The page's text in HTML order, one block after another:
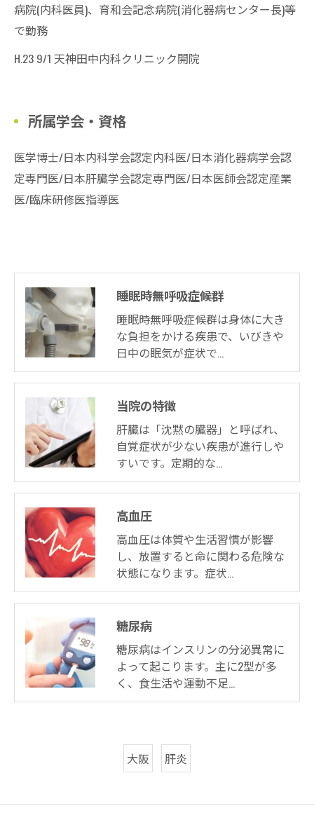
病院(内科医員)、育和会記念病院(消化器病センター長)等
で勤務
H.23 9/1 天神田中内科クリニック開院
所属学会・資格
医学博士/日本内科学会認定内科医/日本消化器病学会認
定専門医/日本肝臓学会認定専門医/日本医師会認定産業
医/臨床研修医指導医
睡眠時無呼吸症候群
睡眠時無呼吸症候群は身体に大き
な負担をかける疾患で、いびきや
日中の眠気が症状で…
当院の特徴
肝臓は「沈黙の臓器」と呼ばれ、
自覚症状が少ない疾患が進行しや
すいです。定期的な…
高血圧
高血圧は体質や生活習慣が影響
し、放置すると命に関わる危険な
状態になります。症状…
糖尿病
糖尿病はインスリンの分泌異常に
よって起こります。主に2型が多
く、食生活や運動不足…
大阪 肝炎
お問い合わせはこちら